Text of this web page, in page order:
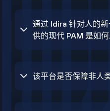
通过 Idira 针对人的
供的现代 PAM 是如何
该平台是否保障非人